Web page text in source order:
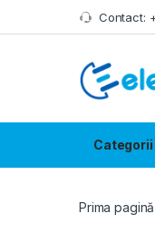
Skip to navigation
Skip to content Contact:
Categorii
Prima pagină